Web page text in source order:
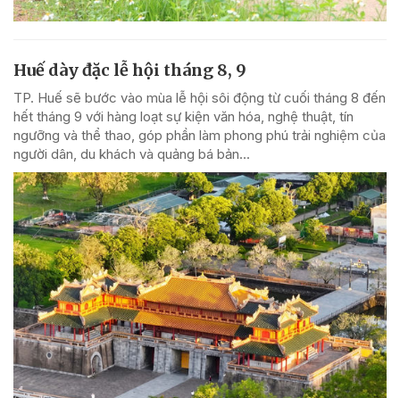
Huế dày đặc lễ hội tháng 8, 9
TP. Huế sẽ bước vào mùa lễ hội sôi động từ cuối tháng 8 đến
hết tháng 9 với hàng loạt sự kiện văn hóa, nghệ thuật, tín
ngưỡng và thể thao, góp phần làm phong phú trải nghiệm của
người dân, du khách và quảng bá bản...